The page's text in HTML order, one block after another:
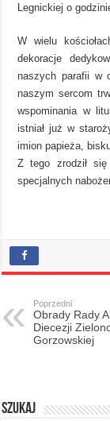
Legnickiej o
W wielu
dekoracje
naszych parafii w
naszym sercom
wspominania w
istniał już w
imion papieża,
Z tego zrodził się
specjalnych
Poprzedni
Obrady Rady
Diecezji
Gorzowskiej
Szukaj